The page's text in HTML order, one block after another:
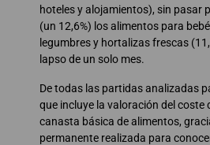
hoteles y alojamientos), sin pasar
(un 12,6%) los alimentos para
legumbres y hortalizas frescas
lapso de un solo mes.
De todas las partidas analizadas
que incluye la valoración del coste
canasta básica de alimentos,
permanente realizada para